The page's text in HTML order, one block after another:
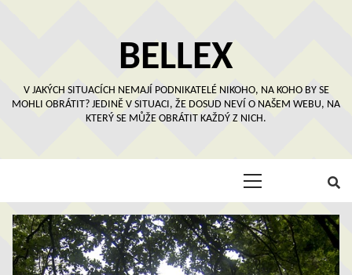
BELLEX
V JAKÝCH SITUACÍCH NEMAJÍ PODNIKATELÉ NIKOHO, NA KOHO BY SE
MOHLI OBRÁTIT? JEDINĚ V SITUACI, ŽE DOSUD NEVÍ O NAŠEM WEBU, NA
KTERÝ SE MŮŽE OBRÁTIT KAŽDÝ Z NICH.